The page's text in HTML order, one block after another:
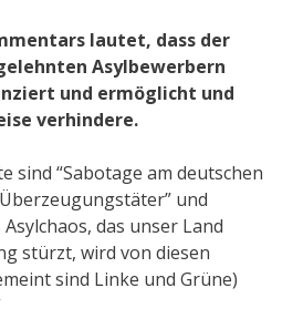
lautet, dass der
Asylbewerbern
und ermöglicht und
verhindere.
sind “Sabotage am deutschen
und
Asylchaos, das unser Land
stürzt, wird von diesen
sind Linke und Grüne)